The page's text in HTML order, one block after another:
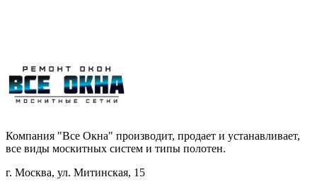
Компания "Все Окна" производит, продает и устанавливает,
все виды москитных систем и типы полотен.
г. Москва, ул. Митинская, 15